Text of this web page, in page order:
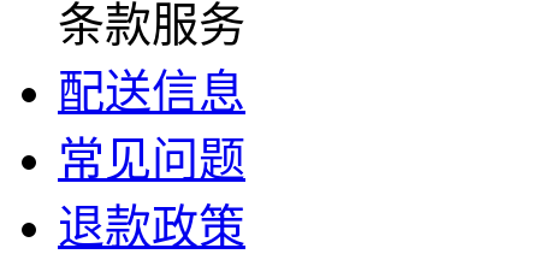
条款服务
配送信息
常见问题
退款政策